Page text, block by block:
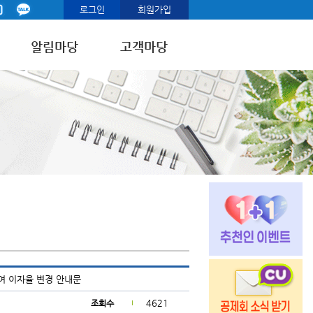
로그인 회원가입
알림마당 고객마당
이자율 변경 안내문
조회수 4621